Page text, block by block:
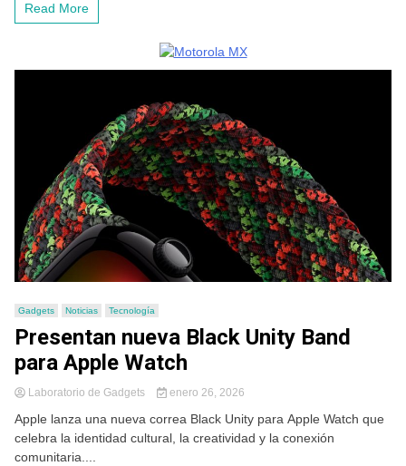
Read More
Gadgets Noticias Tecnología
Presentan nueva Black Unity Band
para Apple Watch
Laboratorio de Gadgets enero 26, 2026
Apple lanza una nueva correa Black Unity para Apple Watch que
celebra la identidad cultural, la creatividad y la conexión
comunitaria....